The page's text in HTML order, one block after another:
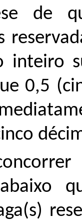
de
inteiro
0,5